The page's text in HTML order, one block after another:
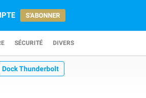
S'ABONNER
SÉCURITÉ DIVERS
Dock Thunderbolt